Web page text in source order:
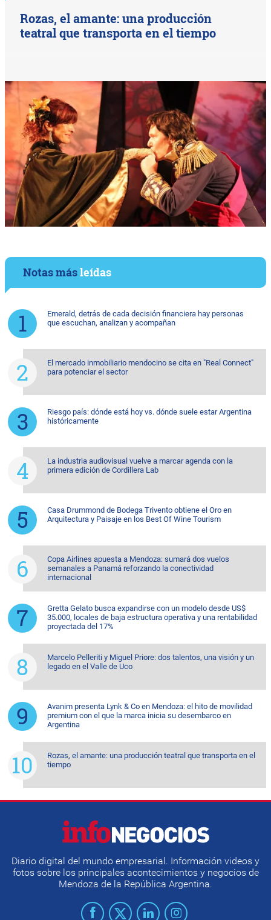
Rozas, el amante: una producción
teatral que transporta en el tiempo
Notas másleídas
Emerald, detrás de cada decisión financiera hay personas
que escuchan, analizan y acompañan
El mercado inmobiliario mendocino se cita en "Real Connect"
para potenciar el sector
Riesgo país: dónde está hoy vs. dónde suele estar Argentina
históricamente
La industria audiovisual vuelve a marcar agenda con la
primera edición de Cordillera Lab
Casa Drummond de Bodega Trivento obtiene el Oro en
Arquitectura y Paisaje en los Best Of Wine Tourism
Copa Airlines apuesta a Mendoza: sumará dos vuelos
semanales a Panamá reforzando la conectividad
internacional
Gretta Gelato busca expandirse con un modelo desde US$
35.000, locales de baja estructura operativa y una rentabilidad
proyectada del 17%
Marcelo Pelleriti y Miguel Priore: dos talentos, una visión y un
legado en el Valle de Uco
Avanim presenta Lynk & Co en Mendoza: el hito de movilidad
premium con el que la marca inicia su desembarco en
Argentina
Rozas, el amante: una producción teatral que transporta en el
tiempo
Diario digital del mundo empresarial. Información videos y
fotos sobre los principales acontecimientos y negocios de
Mendoza de la República Argentina.